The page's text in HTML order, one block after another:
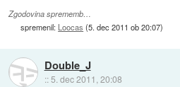
Zgodovina sprememb…
spremenil: Loocas (5. dec 2011 ob 20:07)
Double_J
:: 5. dec 2011, 20:08